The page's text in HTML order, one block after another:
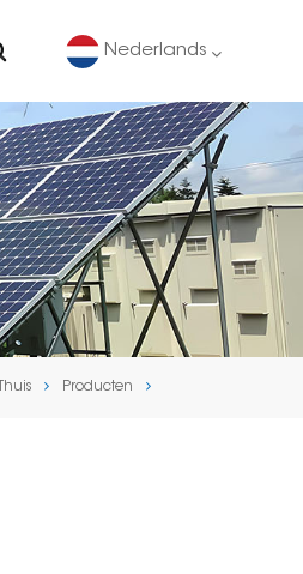
Nederlands
English
Deutsch
español
português
Thuis Producten